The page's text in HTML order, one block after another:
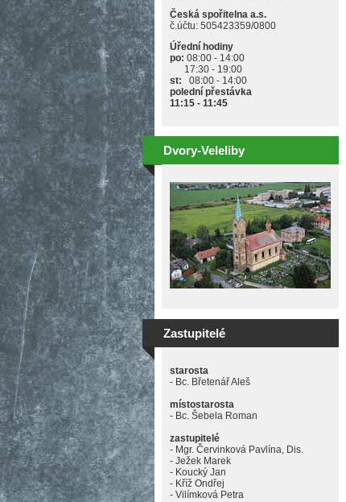
Česká spořitelna a.s.
č.účtu: 505423359/0800
Úřední hodiny
po: 08:00 - 14:00
17:30 - 19:00
st: 08:00 - 14:00
polední přestávka
11:15 - 11:45
Dvory-Veleliby
Zastupitelé
starosta
- Bc. Břetenář Aleš
místostarosta
- Bc. Šebela Roman
zastupitelé
- Mgr. Červinková Pavlína, Dis.
- Ježek Marek
- Koucký Jan
- Kříž Ondřej
- Vilímková Petra